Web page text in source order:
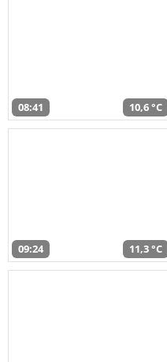
08:41 10,6 °C
09:24 11,3 °C